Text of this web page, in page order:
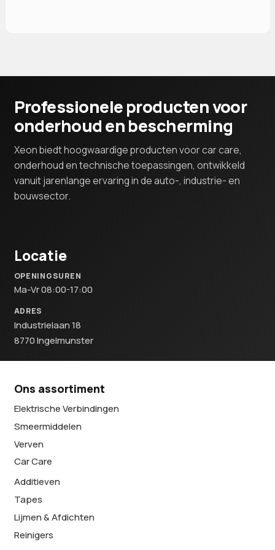
Professionele producten voor
onderhoud en bescherming
Xeon biedt hoogwaardige producten voor car care,
onderhoud en technische toepassingen, ontwikkeld
vanuit jarenlange ervaring in de auto-, industrie- en
bouwsector.
Locatie
OPENINGSUREN
Ma-Vr 08:00-17:00
ADRES
Industrielaan 18
8770 Ingelmunster
Ons assortiment
Elektrische Verbindingen
Smeermiddelen
Verven
Car Care
Additieven
Tapes
Lijmen & Afdichten
Reinigers